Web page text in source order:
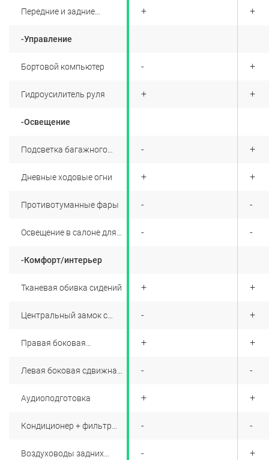
Передние и задние
-Управление
Бортовой компьютер
Гидроусилитель руля
-Освещение
Подсветка багажного
Дневные ходовые огни
Противотуманные фары
Освещение в салоне для
-Комфорт/интерьер
Тканевая обивка сидений
Центральный замок с
Правая боковая
Левая боковая сдвижная
Аудиоподготовка
Кондиционер + фильтр
Воздуховоды задних
+
+
+
+
+
+
+
+
+
+
+
+
+
+
+
-
+
-
+
-
-
+
-
+
-
+
-
-
+
+
+
+
+
-
-
+
+
+
-
+
-
+